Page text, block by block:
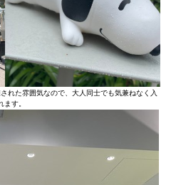
れた雰囲気なので、大人同士でも気兼ねなく入
ます。